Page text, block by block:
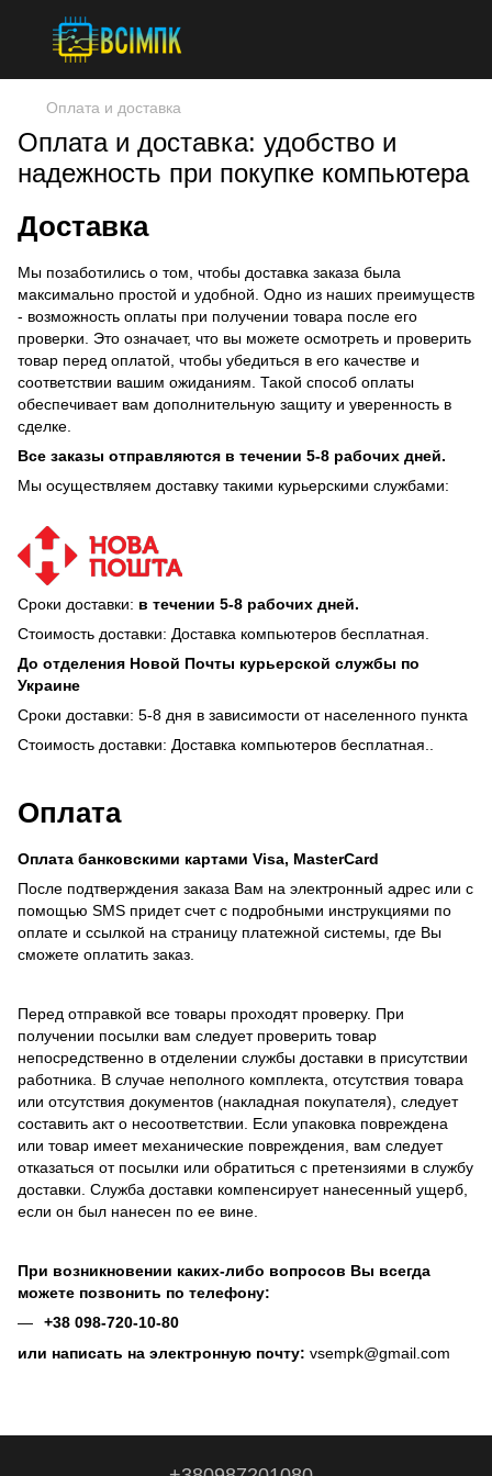
Оплата и доставка
Оплата и доставка: удобство и
надежность при покупке компьютера
Доставка
Мы позаботились о том, чтобы доставка заказа была
максимально простой и удобной. Одно из наших преимуществ
- возможность оплаты при получении товара после его
проверки. Это означает, что вы можете осмотреть и проверить
товар перед оплатой, чтобы убедиться в его качестве и
соответствии вашим ожиданиям. Такой способ оплаты
обеспечивает вам дополнительную защиту и уверенность в
сделке.
Все заказы отправляются в течении 5-8 рабочих дней.
Мы осуществляем доставку такими курьерскими службами:
Сроки доставки: в течении 5-8 рабочих дней.
Стоимость доставки: Доставка компьютеров бесплатная.
До отделения Новой Почты курьерской службы по
Украине
Сроки доставки: 5-8 дня в зависимости от населенного пункта
Стоимость доставки: Доставка компьютеров бесплатная..
Оплата
Оплата банковскими картами Visa, MasterCard
После подтверждения заказа Вам на электронный адрес или с
помощью SMS придет счет с подробными инструкциями по
оплате и ссылкой на страницу платежной системы, где Вы
сможете оплатить заказ.
Перед отправкой все товары проходят проверку. При
получении посылки вам следует проверить товар
непосредственно в отделении службы доставки в присутствии
работника. В случае неполного комплекта, отсутствия товара
или отсутствия документов (накладная покупателя), следует
составить акт о несоответствии. Если упаковка повреждена
или товар имеет механические повреждения, вам следует
отказаться от посылки или обратиться с претензиями в службу
доставки. Служба доставки компенсирует нанесенный ущерб,
если он был нанесен по ее вине.
При возникновении каких-либо вопросов Вы всегда
можете позвонить по телефону:
+38 098-720-10-80
или написать на электронную почту: vsempk@gmail.com